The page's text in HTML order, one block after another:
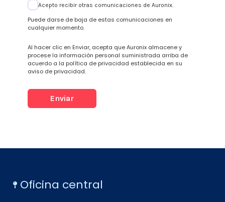
Acepto recibir otras comunicaciones de Auronix.
Puede darse de baja de estas comunicaciones en
cualquier momento.
Al hacer clic en Enviar, acepta que Auronix almacene y
procese la información personal suministrada arriba de
acuerdo a la política de privacidad establecida en su
aviso de privacidad.
Oficina central